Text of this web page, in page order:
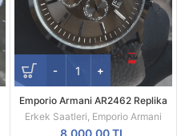
Emporio Armani AR2462 Replika
Erkek Kol Saati
Erkek Saatleri, Emporio Armani